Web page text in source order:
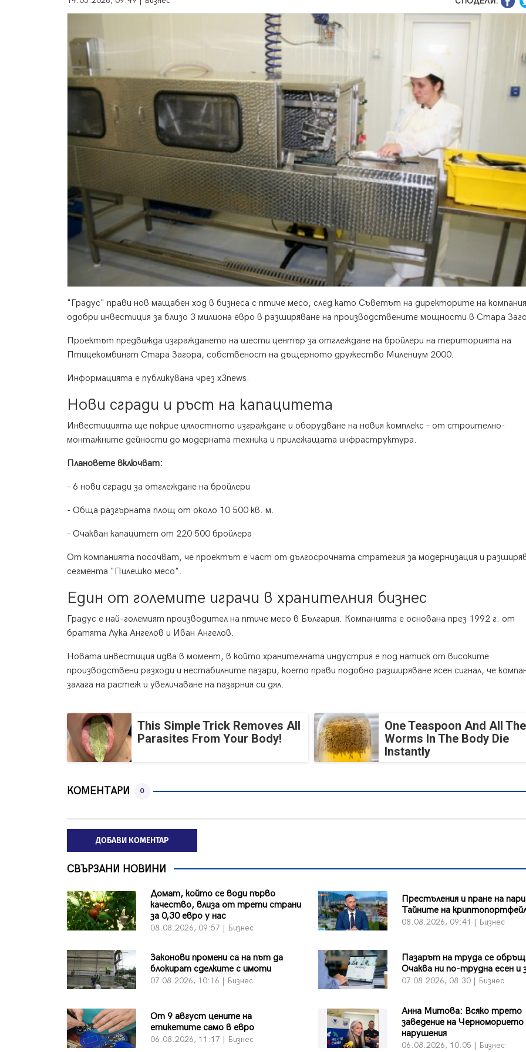
"Градус" прави нов мащабен ход в бизнеса с птиче месо, след като Съветът на директорите на
одобри инвестиция за близо 3 милиона евро в разширяване на производствените мощности в Стара
Проектът предвижда изграждането на шести център за отглеждане на бройлери на територията на
Птицекомбинат Стара Загора, собственост на дъщерното дружество Милениум 2000.
Информацията е публикувана чрез x3news.
Нови сгради и ръст на капацитета
Инвестицията ще покрие цялостното изграждане и оборудване на новия комплекс – от строително-
монтажните дейности до модерната техника и прилежащата инфраструктура.
Плановете включват:
- 6 нови сгради за отглеждане на бройлери
- Обща разгърната площ от около 10 500 кв. м.
- Очакван капацитет от 220 500 бройлера
От компанията посочват, че проектът е част от дългосрочната стратегия за модернизация и
сегмента "Пилешко месо".
Един от големите играчи в хранителния бизнес
Градус е най-големият производител на птиче месо в България. Компанията е основана през 1992 г. от
братята Лука Ангелов и Иван Ангелов.
Новата инвестиция идва в момент, в който хранителната индустрия е под натиск от високите
производствени разходи и нестабилните пазари, което прави подобно разширяване ясен сигнал, че
залага на растеж и увеличаване на пазарния си дял.
This Simple Trick Removes All
Parasites From Your Body!
One Teaspoon And All The
Worms In The Body Die
Instantly
КОМЕНТАРИ 0
ДОБАВИ КОМЕНТАР
СВЪРЗАНИ НОВИНИ
Домат, който се води първо
качество, влиза от трети страни
за 0,30 евро у нас
08.08.2026, 09:57 | Бизнес
Престъления и пране на
Тайните на
08.08.2026, 09:41 | Бизнес
Законови промени са на път да
блокират сделките с имоти
07.08.2026, 10:16 | Бизнес
Пазарът на труда се
Очаква ни по-трудна есен и
07.08.2026, 08:30 | Бизнес
От 9 август цените на
етикетите само в евро
06.08.2026, 11:17 | Бизнес
Анна Митова: Всяко трето
заведение на Черноморието
нарушения
06.08.2026, 10:05 | Бизнес